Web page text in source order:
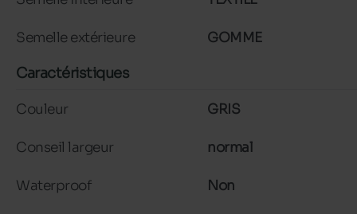
Semelle extérieure GOMME
Caractéristiques
Couleur GRIS
Conseil largeur normal
Waterproof Non